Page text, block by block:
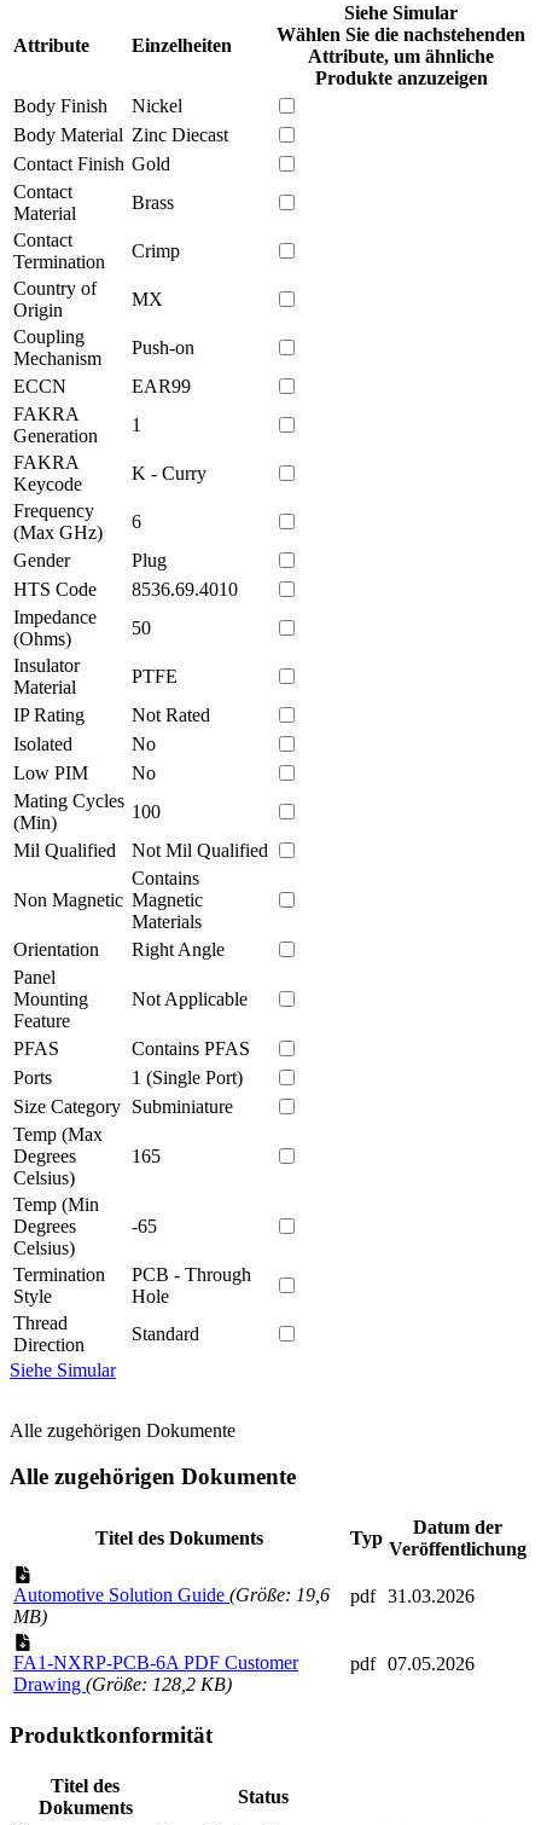
Attribute Einzelheiten
Siehe Simular
Wählen Sie die nachstehenden
Attribute, um ähnliche
Produkte anzuzeigen
Body Finish
Nickel
Body Material Zinc Diecast
Contact Finish Gold
Contact
Material
Brass
Contact
Termination
Crimp
Country of
Origin
MX
Coupling
Mechanism
Push-on
ECCN
EAR99
FAKRA
Generation
1
FAKRA
Keycode
K - Curry
Frequency
(Max GHz)
6
Gender
Plug
HTS Code
8536.69.4010
Impedance
(Ohms)
50
Insulator
Material
PTFE
IP Rating
Not Rated
Isolated
No
Low PIM
No
Mating Cycles
(Min)
100
Mil Qualified
Not Mil Qualified
Non Magnetic
Contains
Magnetic
Materials
Orientation
Right Angle
Panel
Mounting
Feature
Not Applicable
PFAS
Contains PFAS
Ports
1 (Single Port)
Size Category Subminiature
Temp (Max
Degrees
Celsius)
165
Temp (Min
Degrees
Celsius)
-65
Termination
Style
PCB - Through
Hole
Thread
Direction
Standard
Siehe Simular
Alle zugehörigen Dokumente
Alle zugehörigen Dokumente
Titel des Dokuments Typ
Datum der
Veröffentlichung
Automotive Solution Guide (Größe: 19,6
MB)
pdf 31.03.2026
FA1-NXRP-PCB-6A PDF Customer
Drawing (Größe: 128,2 KB)
pdf 07.05.2026
Produktkonformität
Titel des
Dokuments
Status